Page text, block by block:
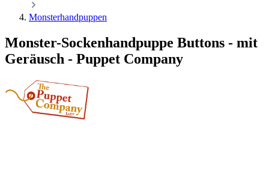
Monsterhandpuppen
Monster-Sockenhandpuppe Buttons - mit
Geräusch - Puppet Company